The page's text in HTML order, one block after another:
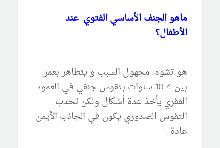
ماهو الجنف الأساسي الفتوي عند
الأطفال؟
هو تشوه مجهول السبب و يتظاهر بعمر
بين 4-10 سنوات بتقوس جنفي في العمود
الفقري يأخذ عدة أشكال ولكن تحدب
التقوس الصدوري يكون في الجانب الأيمن
عادة .